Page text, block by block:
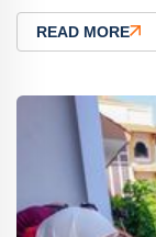
READ MORE